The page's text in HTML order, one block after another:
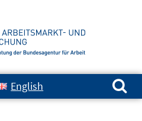
English
Suchen nach: